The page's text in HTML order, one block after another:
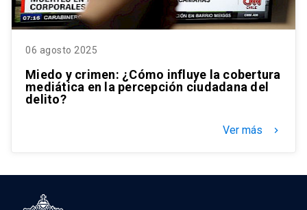
06 agosto 2025
Miedo y crimen: ¿Cómo influye la cobertura
mediática en la percepción ciudadana del
delito?
Ver más keyboard_arrow_right